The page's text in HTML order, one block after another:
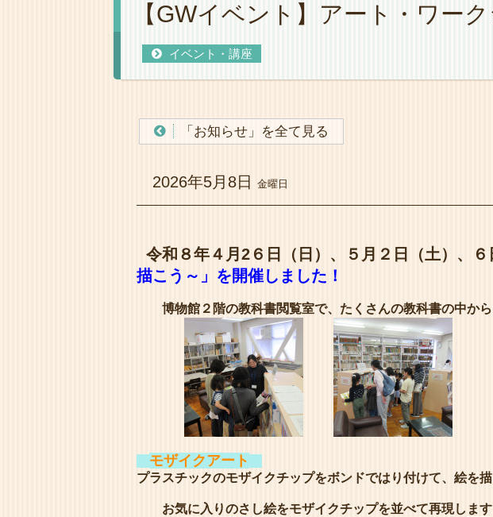
【GWイベント】アート・ワー
イベント・講座
「お知らせ」を全て見る
2026年5月8日 金曜日
令和８年４月2６日（日）、５月２日（土）、６
描こう～」を開催しました！
博物館２階の教科書閲覧室で、たくさんの教科書の中か
モザイクアート
プラスチックのモザイクチップをボンドではり付けて、絵を描
お気に入りのさし絵をモザイクチップを並べて再現します